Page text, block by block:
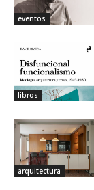
eventos
libros
arquitectura